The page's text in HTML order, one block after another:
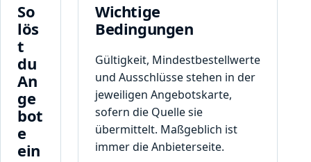
n
!
So
lös
t
du
An
ge
bot
e
ein
Wichtige
Bedingungen
Gültigkeit, Mindestbestellwerte
und Ausschlüsse stehen in der
jeweiligen Angebotskarte,
sofern die Quelle sie
übermittelt. Maßgeblich ist
immer die Anbieterseite.